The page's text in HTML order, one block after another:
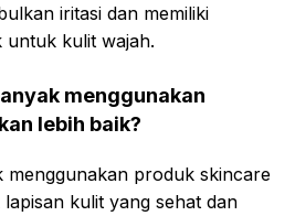
iritasi dan memiliki
untuk kulit wajah.
menggunakan
lebih baik?
menggunakan produk skincare
kulit yang sehat dan